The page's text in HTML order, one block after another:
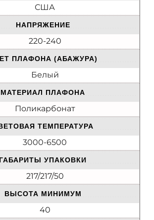
США
НАПРЯЖЕНИЕ
220-240
ПЛАФОНА (АБАЖУРА)
Белый
МАТЕРИАЛ ПЛАФОНА
Поликарбонат
ТЕМПЕРАТУРА
3000-6500
ГАБАРИТЫ УПАКОВКИ
217/217/50
ВЫСОТА МИНИМУМ
40